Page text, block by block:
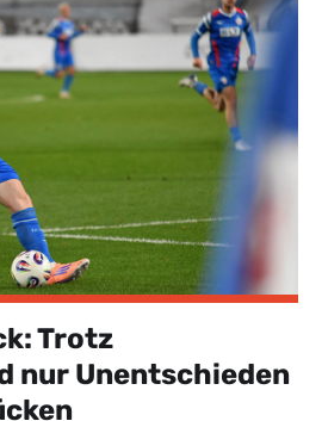
Trotz
nur Unentschieden